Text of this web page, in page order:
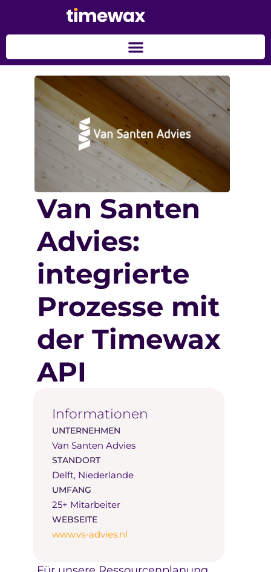
Van Santen
Advies:
integrierte
Prozesse mit
der Timewax
API
Informationen
UNTERNEHMEN
Van Santen Advies
STANDORT
Delft, Niederlande
UMFANG
25+ Mitarbeiter
WEBSEITE
www.vs-advies.nl